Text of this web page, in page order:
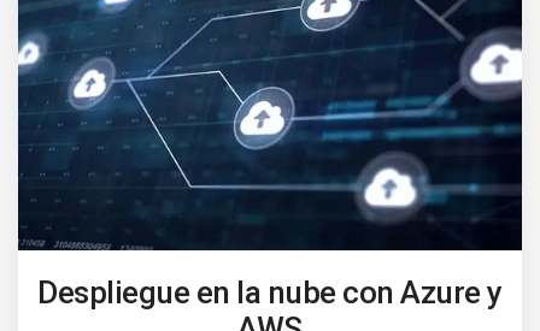
Despliegue en la nube con Azure y